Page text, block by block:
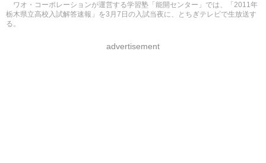
ワオ・コーポレーションが運営する学習塾「能開センター」では、「2011年
栃木県立高校入試解答速報」を3月7日の入試当夜に、とちぎテレビで生放送す
る。
advertisement